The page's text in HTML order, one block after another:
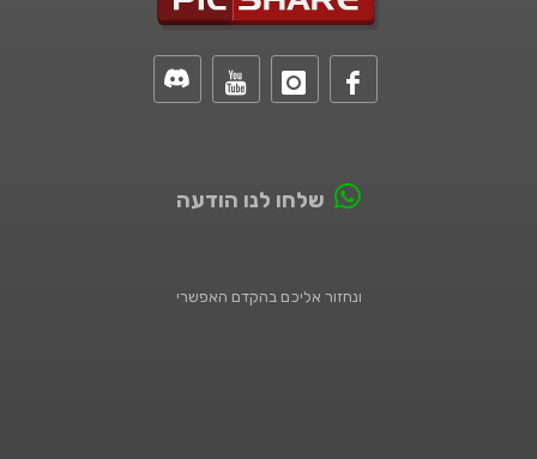
שלחו לנו הודעה
ונחזור אליכם בהקדם האפשרי